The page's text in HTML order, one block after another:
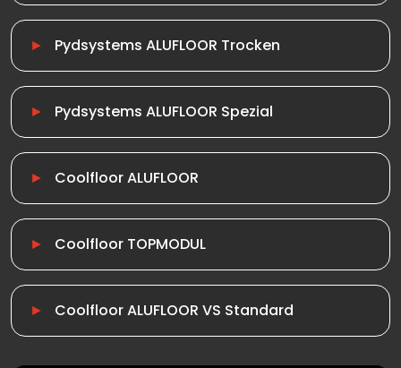
Pydsystems ALUFLOOR Trocken
Pydsystems ALUFLOOR Spezial
Coolfloor ALUFLOOR
Coolfloor TOPMODUL
Coolfloor ALUFLOOR VS Standard